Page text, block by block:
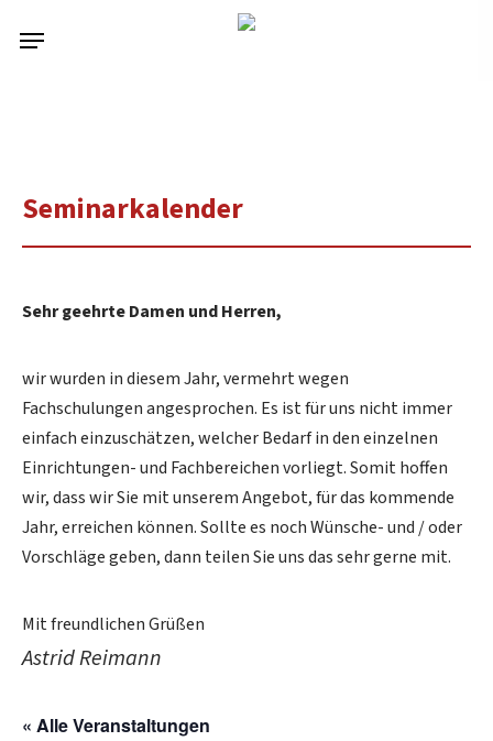
Menu
Seminarkalender
Sehr geehrte Damen und Herren,
wir wurden in diesem Jahr, vermehrt wegen
Fachschulungen angesprochen. Es ist für uns nicht immer
einfach einzuschätzen, welcher Bedarf in den einzelnen
Einrichtungen- und Fachbereichen vorliegt. Somit hoffen
wir, dass wir Sie mit unserem Angebot, für das kommende
Jahr, erreichen können. Sollte es noch Wünsche- und / oder
Vorschläge geben, dann teilen Sie uns das sehr gerne mit.
Mit freundlichen Grüßen
Astrid Reimann
« Alle Veranstaltungen